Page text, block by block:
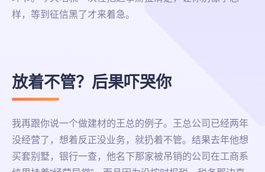
样，等到征信黑了才来着急。
放着不管？后果吓哭你
我再跟你说一个做建材的王总的例子。王总公司已经两年
没经营了，想着反正没业务，就扔着不管。结果去年他想
买套别墅，银行一查，他名下那家被吊销的公司在工商系